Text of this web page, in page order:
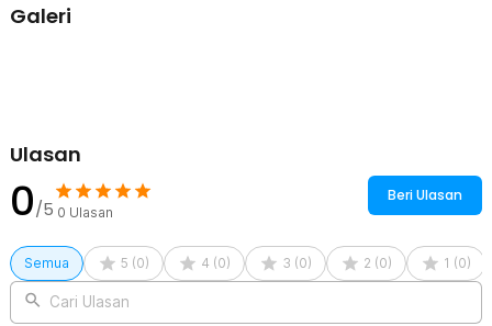
memiliki tali yang kuat. Bagian case juga menggunakan plastik
1 x Taffware Karabiner Gantungan Kunci Wire Puller Keychain ID
Holder - SN11
Galeri
Ulasan
0/5 0 Ulasan
Beri Ulasan
Semua 5 (0) 4 (0) 3 (0) 2 (0) 1 (0)
Cari Ulasan